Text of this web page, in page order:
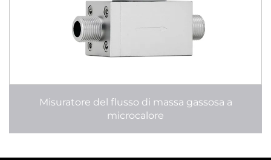
Misuratore del flusso di massa gassosa a
microcalore